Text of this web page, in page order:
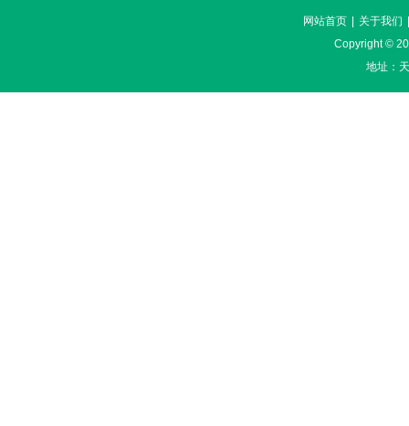
网站首页 关于我们
Copyright ©
地址：